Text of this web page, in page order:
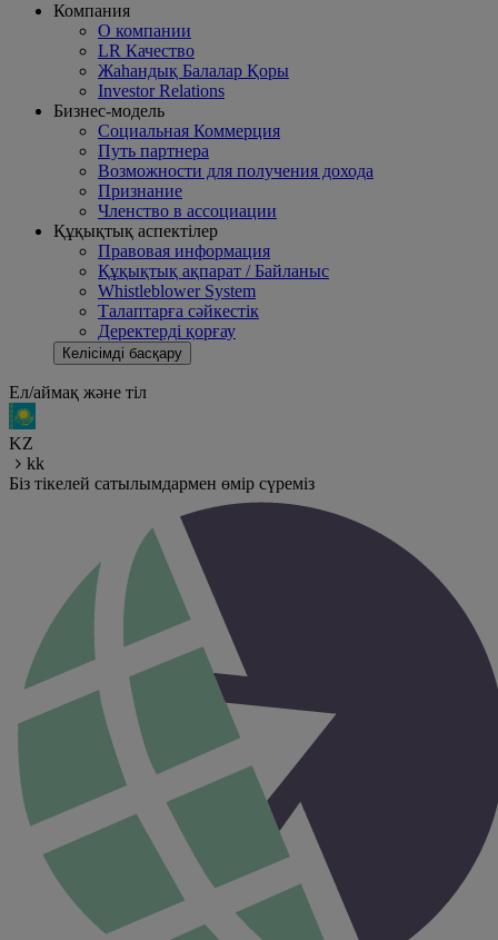
Компания
О компании
LR Качество
Жаһандық Балалар Қоры
Investor Relations
Бизнес-модель
Социальная Коммерция
Путь партнера
Возможности для получения дохода
Признание
Членство в ассоциации
Құқықтық аспектілер
Правовая информация
Құқықтық ақпарат / Байланыс
Whistleblower System
Талаптарға сәйкестік
Деректерді қорғау
Келісімді басқару
Ел/аймақ және тіл
KZ
kk
Біз тікелей сатылымдармен өмір сүреміз